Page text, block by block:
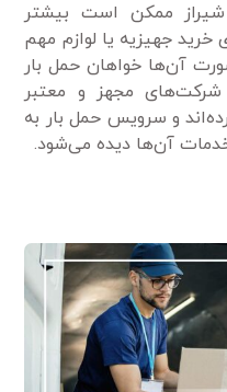
شیراز ممکن است بیشتر
خرید جهیزیه یا لوازم مهم
آن‌ها خواهان حمل بار
مجهز و معتبر
و سرویس حمل بار به
آن‌ها دیده می‌شود.